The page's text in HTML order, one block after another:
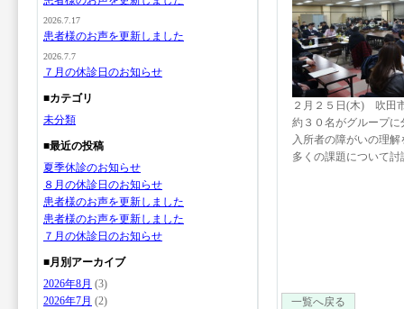
２月２５日(木) 吹田
約３０名がグループ
入所者の障がいの理
多くの課題について
一覧へ戻る
2026.7.17
患者様のお声を更新しました
2026.7.7
７月の休診日のお知らせ
■カテゴリ
未分類
■最近の投稿
夏季休診のお知らせ
８月の休診日のお知らせ
患者様のお声を更新しました
患者様のお声を更新しました
７月の休診日のお知らせ
■月別アーカイブ
2026年8月 (3)
2026年7月 (2)